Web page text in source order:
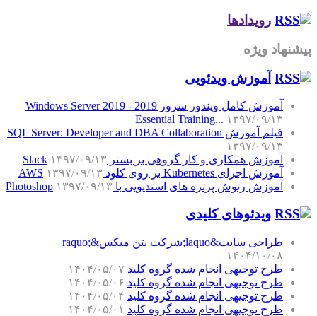
رویدادها
پیشنهاد ویژه
آموزش‌ ویدئویی
آموزش کامل ویندوز سرور 2019 - Windows Server 2019
Essential Training... ۱۳۹۷/۰۹/۱۳
فیلم آموزش SQL Server: Developer and DBA Collaboration
۱۳۹۷/۰۹/۱۳
آموزش همکاری و کار گروهی بر بستر Slack ۱۳۹۷/۰۹/۱۳
آموزش اجرای Kubernetes بر روی کلود AWS
۱۳۹۷/۰۹/۱۳
آموزش رتوش پرتره های استدیویی با Photoshop ۱۳۹۷/۰۹/۱۳
ویدئوهای کلیدی
طراحی سایت&laquo;شرکت بتن میکس&raquo;
۱۴۰۴/۱۰/۰۸
طرح توجیهی انجام شده گروه کلید ۱۴۰۴/۰۵/۰۷
طرح توجیهی انجام شده گروه کلید ۱۴۰۴/۰۵/۰۶
طرح توجیهی انجام شده گروه کلید ۱۴۰۴/۰۵/۰۴
طرح توجیهی انجام شده گروه کلید ۱۴۰۴/۰۵/۰۱